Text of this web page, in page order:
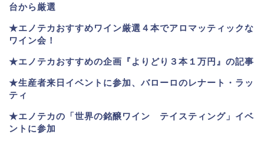
台から厳選
★エノテカおすすめワイン厳選４本でアロマッティックな
ワイン会！
★エノテカおすすめの企画『よりどり３本１万円』の記事
★生産者来日イベントに参加、バローロのレナート・ラッ
ティ
★エノテカの「世界の銘醸ワイン テイスティング」イベ
ントに参加